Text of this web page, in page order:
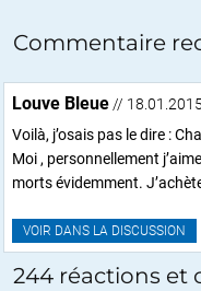
Commentaire
Louve Bleue//
Voilà, j’osais pas le dire :
Moi , personnellement
morts évidemment.
VOIR DANS LA DISCUSSION
244 réactions et